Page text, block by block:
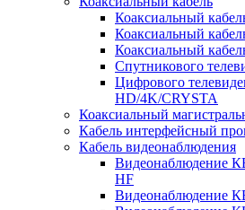
Коаксиальный
Коаксиальный
Коаксиальный
Спутникового
Цифрового
HD/4K/CRYSTA
Коаксиальный
Кабель интерфейсный
Кабель видеонаблюдения
HF
Видеонаблюдение